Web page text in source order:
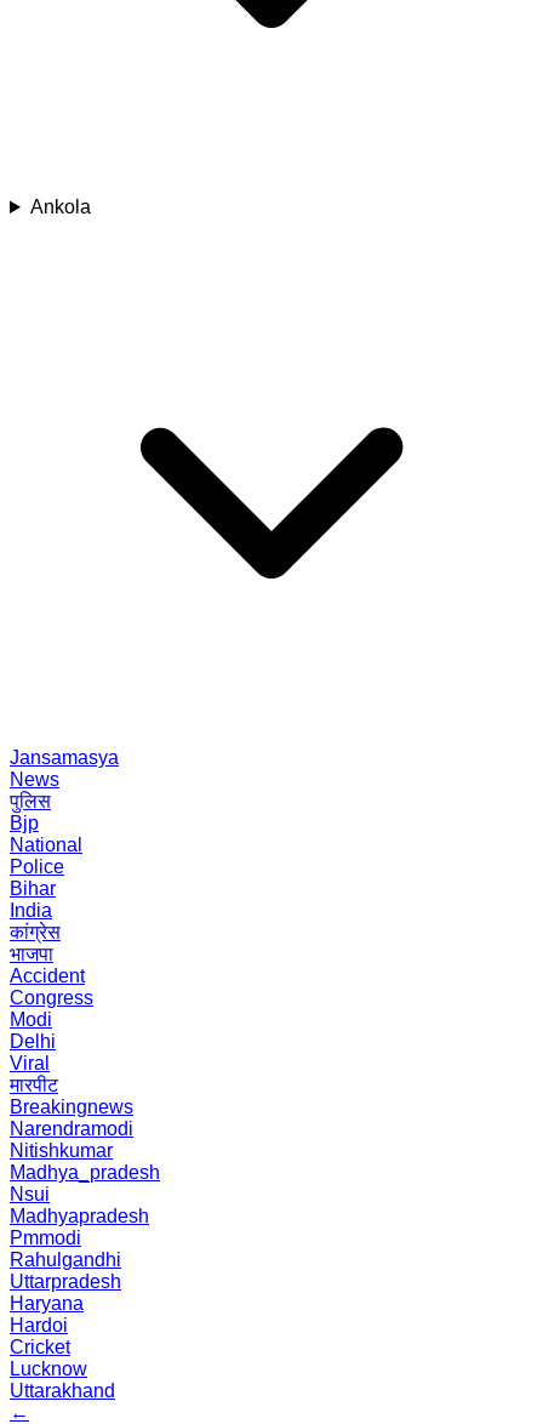
Ankola
Jansamasya
News
पुलिस
Bjp
National
Police
Bihar
India
कांग्रेस
भाजपा
Accident
Congress
Modi
Delhi
Viral
मारपीट
Breakingnews
Narendramodi
Nitishkumar
Madhya_pradesh
Nsui
Madhyapradesh
Pmmodi
Rahulgandhi
Uttarpradesh
Haryana
Hardoi
Cricket
Lucknow
Uttarakhand
←